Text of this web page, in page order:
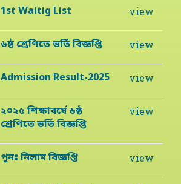
1st Waitig List view
৬ষ্ঠ শ্রেণিতে ভর্তি বিজ্ঞপ্তি view
Admission Result-2025 view
২০২৫ শিক্ষাবর্ষে ৬ষ্ঠ
শ্রেণিতে ভর্তি বিজ্ঞপ্তি
view
পুনঃ নিলাম বিজ্ঞপ্তি view